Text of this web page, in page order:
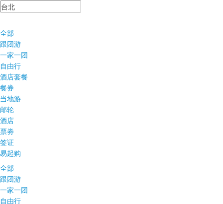
全部
跟团游
一家一团
自由行
酒店套餐
餐券
当地游
邮轮
酒店
票劵
签证
易起购
全部
跟团游
一家一团
自由行